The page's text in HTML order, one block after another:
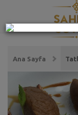
Ana Sayfa